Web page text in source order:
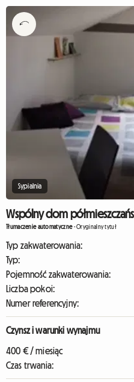
Sypialnia
Wspólny dom
Tłumaczenie automatyczne-Oryginalny tytuł
Typ zakwaterowania:
Typ:
Pojemność zakwaterowania:
Liczba pokoi:
Numer referencyjny:
Czynsz i warunki wynajmu
400 € / miesiąc
Czas trwania: